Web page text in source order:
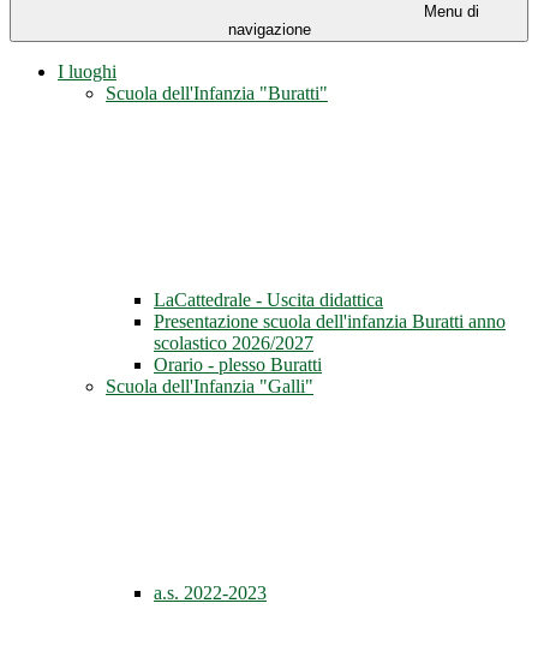
Menu di
navigazione
I luoghi
Scuola dell'Infanzia "Buratti"
LaCattedrale - Uscita didattica
Presentazione scuola dell'infanzia Buratti anno
scolastico 2026/2027
Orario - plesso Buratti
Scuola dell'Infanzia "Galli"
a.s. 2022-2023